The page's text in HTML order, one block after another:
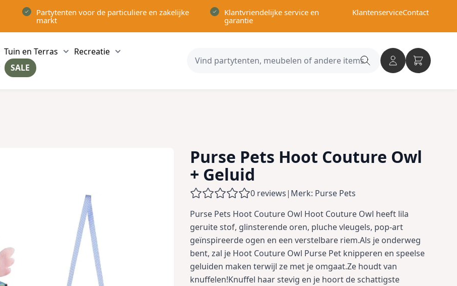
Partytenten voor de particuliere en zakelijke
markt
Klantvriendelijke service en
garantie
KlantenserviceContact
Show submenu for Partytenten category
Tuin en Terras
Show submenu for Tuin en Terras category
Recreatie
Show submenu for Recreatie category
Show submenu for Voor in Huis category
SALE
Search
Purse Pets Hoot Couture Owl
+ Geluid
0 reviews| Merk: Purse Pets
Purse Pets Hoot Couture Owl Hoot Couture Owl heeft lila
geruite stof, glinsterende oren, pluche vleugels, pop-art
geïnspireerde ogen en een verstelbare riem.Als je onderweg
bent, zal je Hoot Couture Owl Purse Pet knipperen en speelse
geluiden maken terwijl ze met je omgaat.Ze houdt van
knuffelen!Knuffel haar stevig en je hoort de schattigste